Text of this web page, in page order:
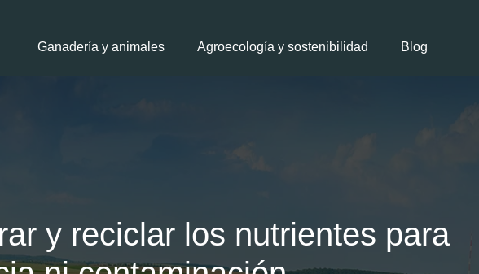
Ganadería y animales Agroecología y sostenibilidad Blog
y reciclar los nutrientes para